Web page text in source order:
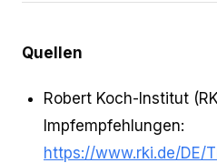
Quellen
Robert Koch-Institut
Impfempfehlungen:
https://www.rki.de/DE/